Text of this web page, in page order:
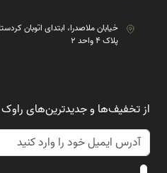
خیابان ملاصدرا، ابتدای اتوبان
پلاک ۴ واحد ۲
از تخفیف‌ها و جدیدترین‌های راوک